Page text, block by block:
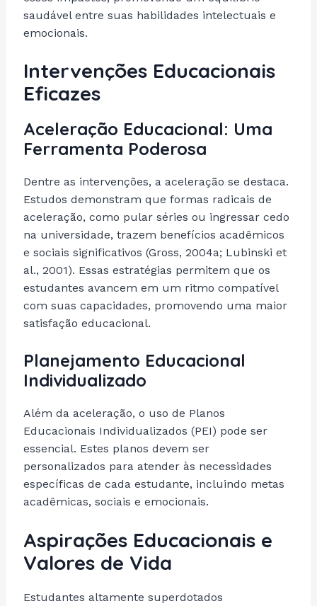
saudável entre suas habilidades intelectuais e
emocionais.
Intervenções Educacionais
Eficazes
Aceleração Educacional: Uma
Ferramenta Poderosa
Dentre as intervenções, a aceleração se destaca.
Estudos demonstram que formas radicais de
aceleração, como pular séries ou ingressar cedo
na universidade, trazem benefícios acadêmicos
e sociais significativos (Gross, 2004a; Lubinski et
al., 2001). Essas estratégias permitem que os
estudantes avancem em um ritmo compatível
com suas capacidades, promovendo uma maior
satisfação educacional.
Planejamento Educacional
Individualizado
Além da aceleração, o uso de Planos
Educacionais Individualizados (PEI) pode ser
essencial. Estes planos devem ser
personalizados para atender às necessidades
específicas de cada estudante, incluindo metas
acadêmicas, sociais e emocionais.
Aspirações Educacionais e
Valores de Vida
Estudantes altamente superdotados